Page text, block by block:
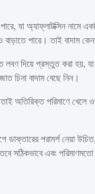
যা অ্যাফ্লাটক্সিন নামে
পারে। তাই বাদাম
লবণ দিয়ে প্রস্তুত করা হয়,
চিনা বাদাম বেছে নিন।
তাই অতিরিক্ত পরিমাণে
ডাক্তারের পরামর্শ নেয়া
তবে সঠিকভাবে এবং